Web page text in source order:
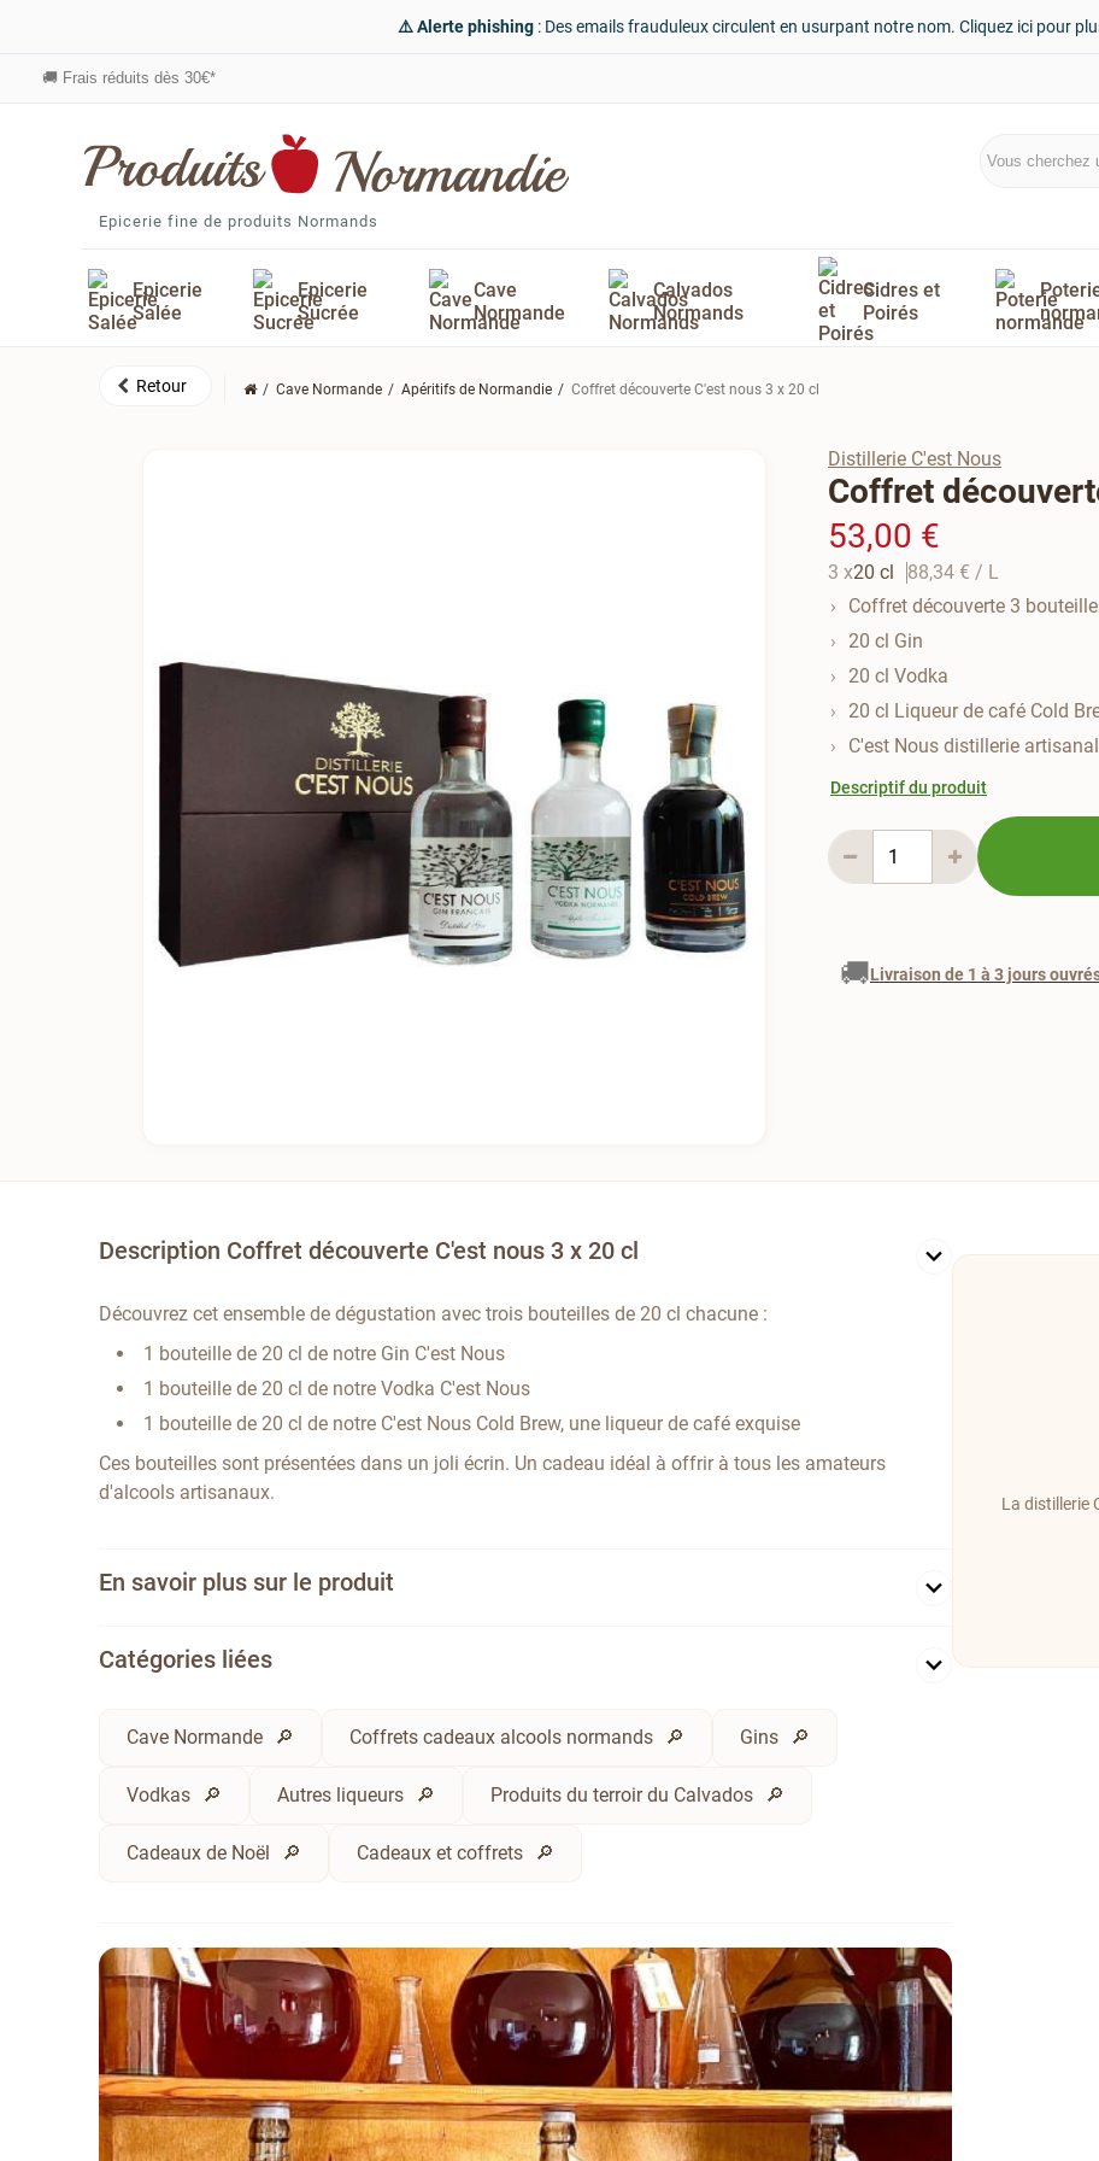
⚠️ Alerte phishing: Des emails frauduleux circulent en usurpant notre nom. Cliquez ici pour
🚚 Frais réduits dès 30€*
Epicerie fine de produits Normands
Epicerie
Salée
Epicerie
Sucrée
Cave
Normande
Calvados
Normands
Cidres et
Poirés
Cave Normande Apéritifs de Normandie Coffret découverte C'est nous 3 x 20 cl
Distillerie C'est Nous
Coffret
53,00 €
3 x20 cl 88,34 € / L
Coffret découverte 3
20 cl Gin
20 cl Vodka
20 cl Liqueur de café Cold
C'est Nous distillerie
Descriptif du produit
🚚Livraison de 1 à 3 jours
Description Coffret découverte C'est nous 3 x 20 cl
Découvrez cet ensemble de dégustation avec trois bouteilles de 20 cl chacune :
1 bouteille de 20 cl de notre Gin C'est Nous
1 bouteille de 20 cl de notre Vodka C'est Nous
1 bouteille de 20 cl de notre C'est Nous Cold Brew, une liqueur de café exquise
Ces bouteilles sont présentées dans un joli écrin. Un cadeau idéal à offrir à tous les amateurs
d'alcools artisanaux.
En savoir plus sur le produit
Catégories liées
Cave Normande Coffrets cadeaux alcools normands Gins
Vodkas Autres liqueurs Produits du terroir du Calvados
Cadeaux de Noël Cadeaux et coffrets
La distillerie